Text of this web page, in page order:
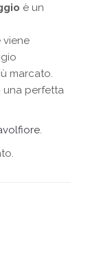
è un
viene
marcato.
una perfetta
.